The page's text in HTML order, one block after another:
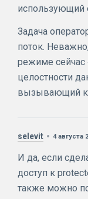
использующий
Задача
поток.
режиме сейчас
целостности
вызывающий
selevit 4 августа
И да, если
доступ к
также можно